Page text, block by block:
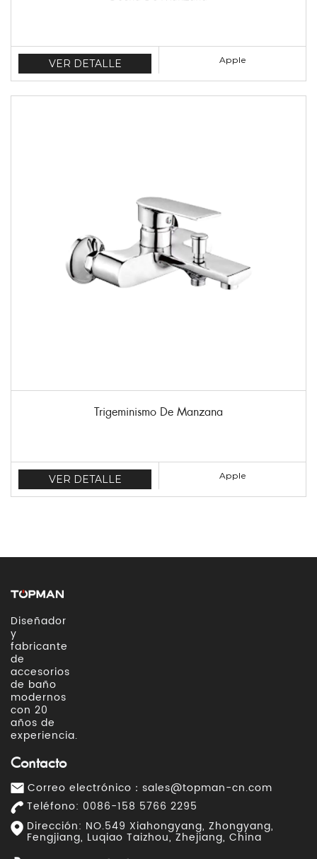
VER DETALLE Apple
Trigeminismo De Manzana
VER DETALLE Apple
Diseñador
y
fabricante
de
accesorios
de baño
modernos
con 20
años de
experiencia.
Contacto
Correo electrónico： sales@topman-cn.com
Teléfono: 0086-158 5766 2295
Dirección: NO.549 Xiahongyang, Zhongyang,
Fengjiang, Luqiao Taizhou, Zhejiang, China